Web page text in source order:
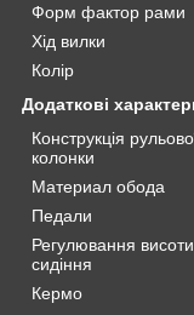
Форм фактор рами
Хід вилки
Колір
Додаткові
Конструкція
колонки
Материал обода
Педали
Регулювання висоти
сидіння
Кермо